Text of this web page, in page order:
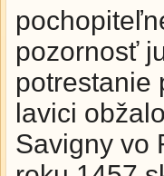
pozornosť
potrestanie
lavici
Savigny vo